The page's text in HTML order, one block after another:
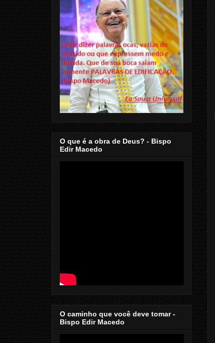
O que é a obra de Deus? - Bispo
Edir Macedo
O caminho que você deve tomar -
Bispo Edir Macedo